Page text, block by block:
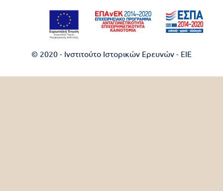
© 2020 - Ινστιτούτο Ιστορικών Ερευνών - EIE